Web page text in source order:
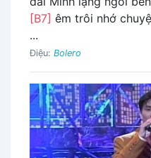
[B7] êm trôi nhớ
...
Điệu: Bolero